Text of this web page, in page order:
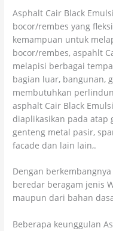
Asphalt Cair Black
bocor/rembes yang
kemampuan untuk
bocor/rembes, aspahlt
melapisi berbagai
bagian luar, bangunan,
membutuhkan
asphalt Cair Black
diaplikasikan pada atap
genteng metal pasir,
facade dan lain lain,.
Dengan
beredar beragam jenis
maupun dari bahan
Beberapa keunggulan